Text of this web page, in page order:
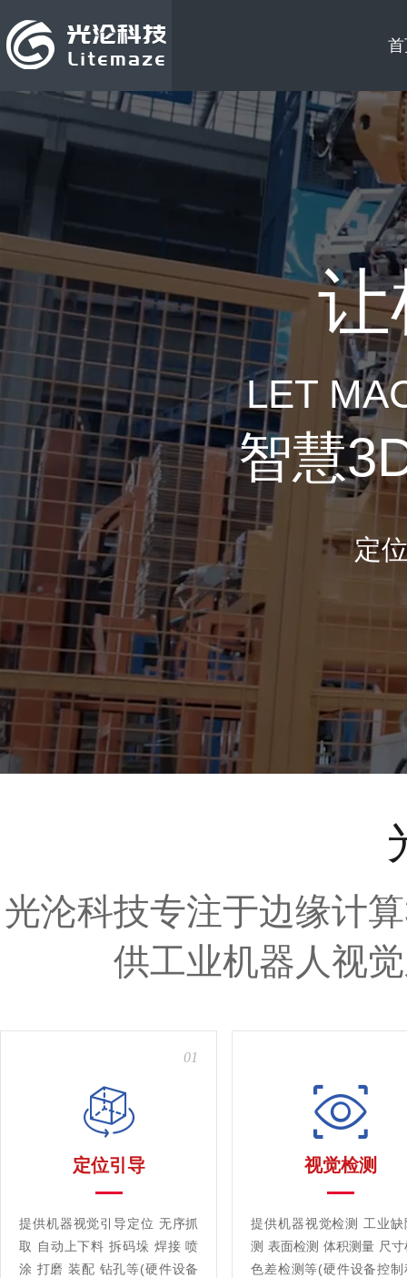
LET
智慧
定
光沦科技专注于边缘计
供工业机器人视
01
定位引导
提供机器视觉引导定位 无序抓
取 自动上下料 拆码垛 焊接 喷
涂 打磨 装配 钻孔等(硬件设备
视觉检测
提供机器视觉检测 工业缺
测 表面检测 体积测量 尺寸
色差检测等(硬件设备控制